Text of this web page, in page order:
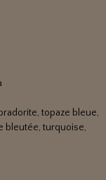
topaze bleue,
bleutée, turquoise,